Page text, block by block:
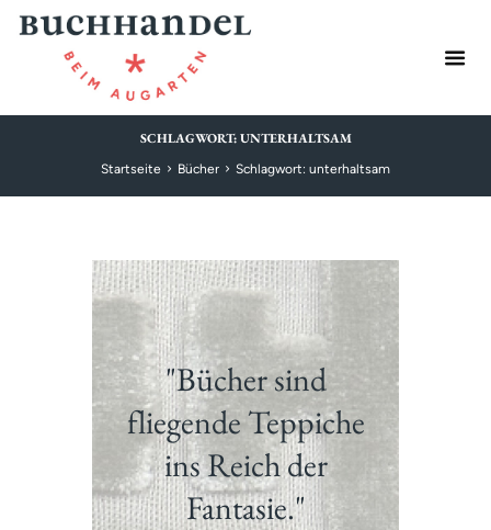
SCHLAGWORT: UNTERHALTSAM
Startseite Bücher Schlagwort: unterhaltsam
"Bücher sind
fliegende Teppiche
ins Reich der
Fantasie."